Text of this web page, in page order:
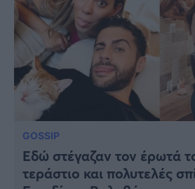
GOSSIP
Εδώ στέγαζαν τον έρωτά
τεράστιο και πολυτελές